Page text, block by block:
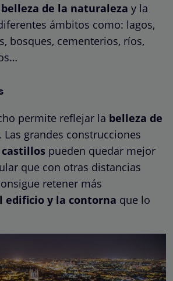
de la naturaleza y la
ámbitos como: lagos,
bosques, cementerios, ríos,
permite reflejar la belleza de
. Las grandes construcciones
pueden quedar mejor
que con otras distancias
retener más
edificio y la contorna que lo